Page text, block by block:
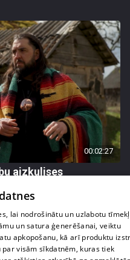
00:02:27
aizkulises
lai nodrošinātu un uzlabotu
un satura ģenerēšanai, veiktu
apkopošanu, kā arī produktu
visām sīkdatnēm, kuras tiek